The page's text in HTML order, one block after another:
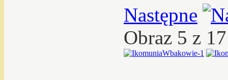
Następne
Obraz 5 z